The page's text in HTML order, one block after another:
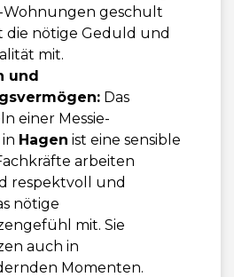
Wohnungen geschult
die nötige Geduld und
mit.
und
Das
einer Messie-
Hagen ist eine sensible
arbeiten
respektvoll und
nötige
mit. Sie
auch in
Momenten.